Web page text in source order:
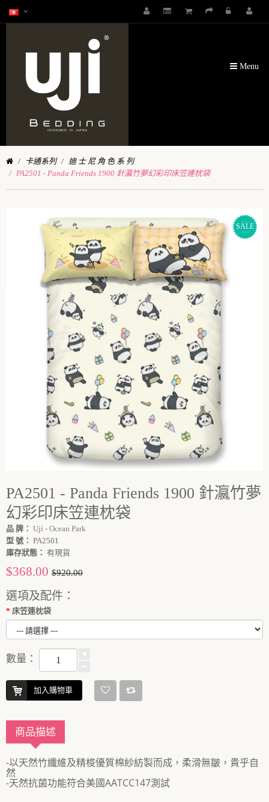
Menu
卡通系列
迪 士 尼 角 色 系 列
PA2501 - Panda Friends 1900 針瀛竹夢幻彩印床笠連枕袋
SALE
PA2501 - Panda Friends 1900 針瀛竹夢
幻彩印床笠連枕袋
品 牌： Uji - Ocean Park
型 號： PA2501
庫存狀態： 有現貨
$368.00 $920.00
選項及配件：
床笠連枕袋
數量：
加入購物車
商品描述
-以天然竹纖維及精梭優質棉紗紡製而成，柔滑無皺，貴乎自
然
-天然抗菌功能符合美國AATCC147測試